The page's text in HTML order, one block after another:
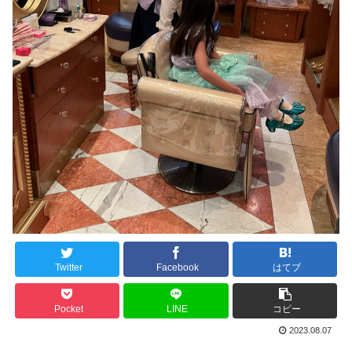
Twitter Facebook はてブ
Pocket LINE コピー
2023.08.07